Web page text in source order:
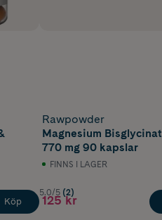
Köp
Rawpowder
Magnesium Bisglycinat
770 mg 90 kapslar
FINNS I LAGER
5.0/5 (2)
125 kr